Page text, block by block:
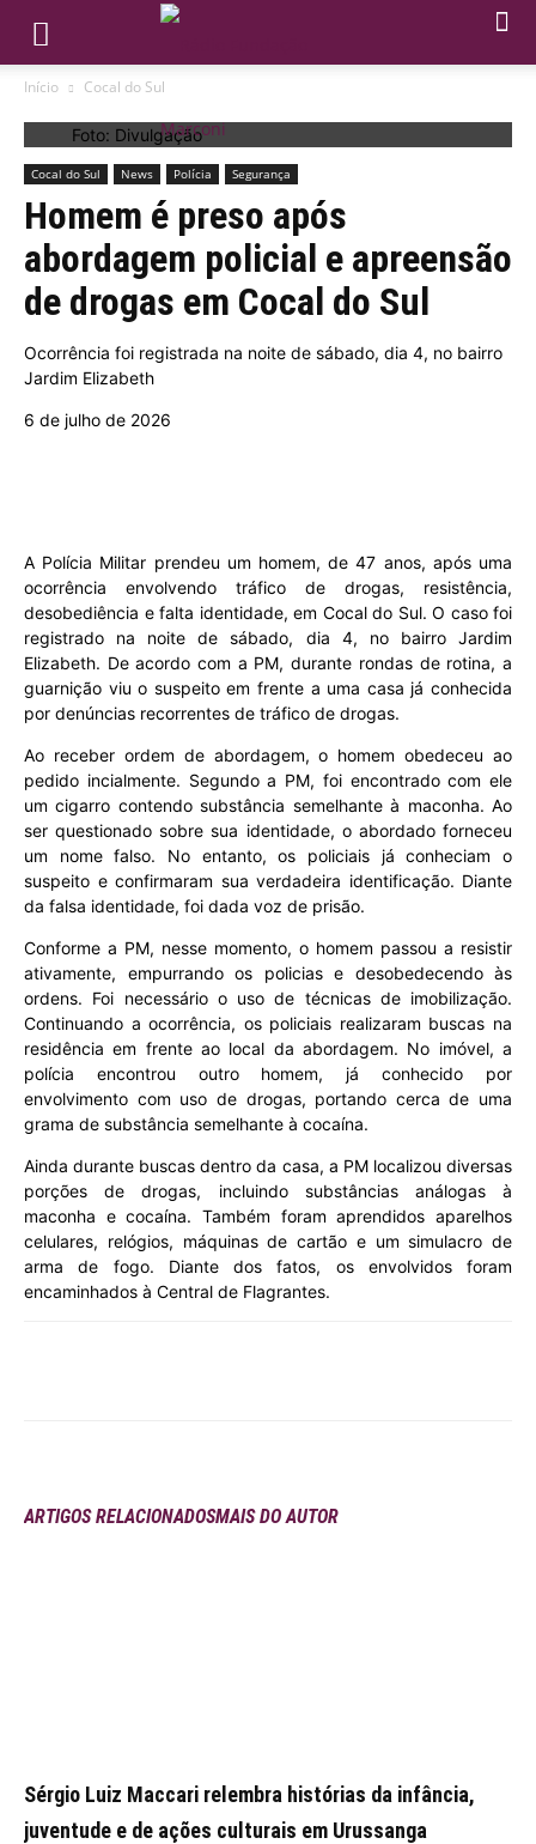
Início Cocal do Sul
Foto: Divulgação
Cocal do Sul News Polícia Segurança
Homem é preso após
abordagem policial e apreensão
de drogas em Cocal do Sul
Ocorrência foi registrada na noite de sábado, dia 4, no bairro
Jardim Elizabeth
6 de julho de 2026
A Polícia Militar prendeu um homem, de 47 anos, após uma
ocorrência envolvendo tráfico de drogas, resistência,
desobediência e falta identidade, em Cocal do Sul. O caso foi
registrado na noite de sábado, dia 4, no bairro Jardim
Elizabeth. De acordo com a PM, durante rondas de rotina, a
guarnição viu o suspeito em frente a uma casa já conhecida
por denúncias recorrentes de tráfico de drogas.
Ao receber ordem de abordagem, o homem obedeceu ao
pedido incialmente. Segundo a PM, foi encontrado com ele
um cigarro contendo substância semelhante à maconha. Ao
ser questionado sobre sua identidade, o abordado forneceu
um nome falso. No entanto, os policiais já conheciam o
suspeito e confirmaram sua verdadeira identificação. Diante
da falsa identidade, foi dada voz de prisão.
Conforme a PM, nesse momento, o homem passou a resistir
ativamente, empurrando os policias e desobedecendo às
ordens. Foi necessário o uso de técnicas de imobilização.
Continuando a ocorrência, os policiais realizaram buscas na
residência em frente ao local da abordagem. No imóvel, a
polícia encontrou outro homem, já conhecido por
envolvimento com uso de drogas, portando cerca de uma
grama de substância semelhante à cocaína.
Ainda durante buscas dentro da casa, a PM localizou diversas
porções de drogas, incluindo substâncias análogas à
maconha e cocaína. Também foram aprendidos aparelhos
celulares, relógios, máquinas de cartão e um simulacro de
arma de fogo. Diante dos fatos, os envolvidos foram
encaminhados à Central de Flagrantes.
ARTIGOS RELACIONADOSMAIS DO AUTOR
Sérgio Luiz Maccari relembra histórias da infância,
juventude e de ações culturais em Urussanga